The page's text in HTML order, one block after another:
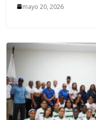
mayo 20, 2026